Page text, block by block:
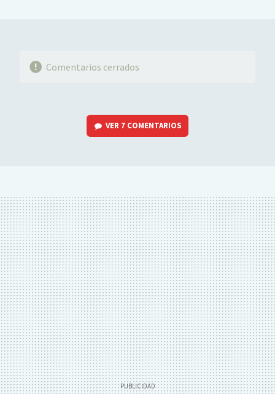
Comentarios cerrados
VER 7 COMENTARIOS